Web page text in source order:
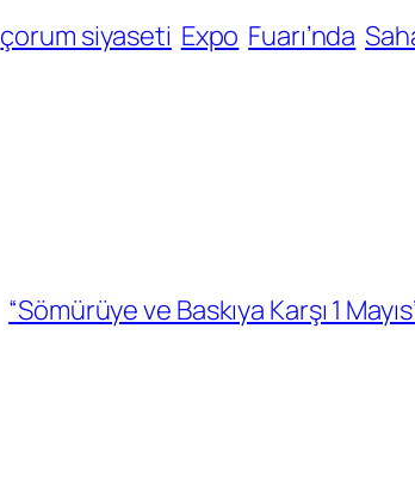
çorum siyaseti Expo Fuarı’nda
“Sömürüye ve Baskıya Karşı 1